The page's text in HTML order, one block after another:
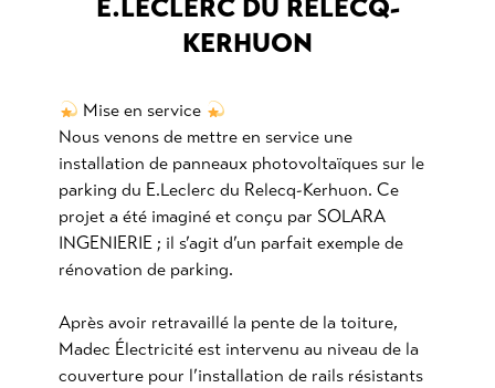
E.LECLERC DU RELECQ-
KERHUON
Mise en service
Nous venons de mettre en service une
installation de panneaux photovoltaïques sur le
parking du E.Leclerc du Relecq-Kerhuon. Ce
projet a été imaginé et conçu par SOLARA
INGENIERIE; il s’agit d’un parfait exemple de
rénovation de parking.
Après avoir retravaillé la pente de la toiture,
Madec Électricité est intervenu au niveau de la
couverture pour l’installation de rails résistants